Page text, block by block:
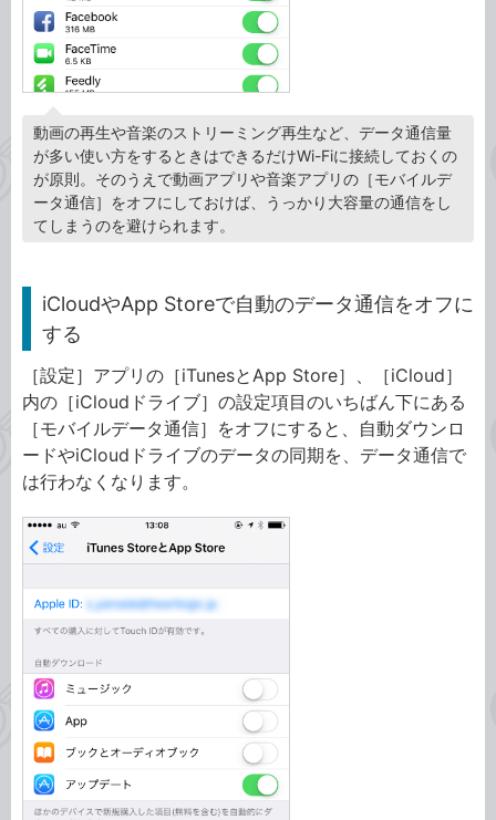
動画の再生や音楽のストリーミング再生など、データ通信量
が多い使い方をするときはできるだけWi-Fiに接続しておくの
が原則。そのうえで動画アプリや音楽アプリの［モバイルデ
ータ通信］をオフにしておけば、うっかり大容量の通信をし
てしまうのを避けられます。
iCloudやApp Storeで自動のデータ通信をオフに
する
［設定］アプリの［iTunesとApp Store］、［iCloud］
内の［iCloudドライブ］の設定項目のいちばん下にある
［モバイルデータ通信］をオフにすると、自動ダウンロ
ードやiCloudドライブのデータの同期を、データ通信で
は行わなくなります。